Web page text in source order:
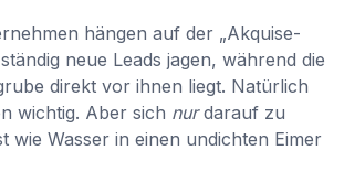
hängen auf der „Akquise-
neue Leads jagen, während die
direkt vor ihnen liegt. Natürlich
wichtig. Aber sich nurdarauf zu
wie Wasser in einen undichten Eimer